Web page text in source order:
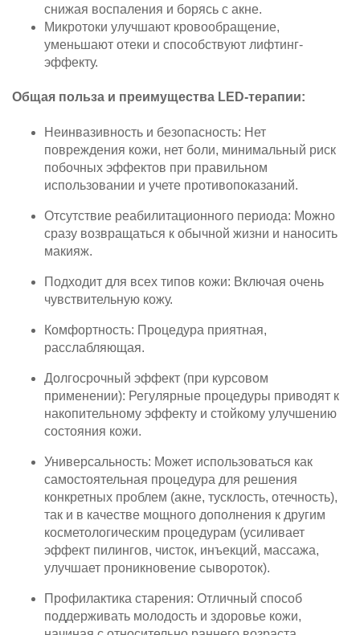
снижая воспаления и борясь с акне.
Микротоки улучшают кровообращение,
уменьшают отеки и способствуют лифтинг-
эффекту.
Общая польза и преимущества LED-терапии:
Неинвазивность и безопасность: Нет
повреждения кожи, нет боли, минимальный риск
побочных эффектов при правильном
использовании и учете противопоказаний.
Отсутствие реабилитационного периода: Можно
сразу возвращаться к обычной жизни и наносить
макияж.
Подходит для всех типов кожи: Включая очень
чувствительную кожу.
Комфортность: Процедура приятная,
расслабляющая.
Долгосрочный эффект (при курсовом
применении): Регулярные процедуры приводят к
накопительному эффекту и стойкому улучшению
состояния кожи.
Универсальность: Может использоваться как
самостоятельная процедура для решения
конкретных проблем (акне, тусклость, отечность),
так и в качестве мощного дополнения к другим
косметологическим процедурам (усиливает
эффект пилингов, чисток, инъекций, массажа,
улучшает проникновение сывороток).
Профилактика старения: Отличный способ
поддерживать молодость и здоровье кожи,